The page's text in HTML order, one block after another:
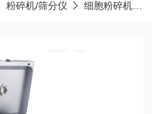
粉碎机/筛分仪 细胞粉碎机